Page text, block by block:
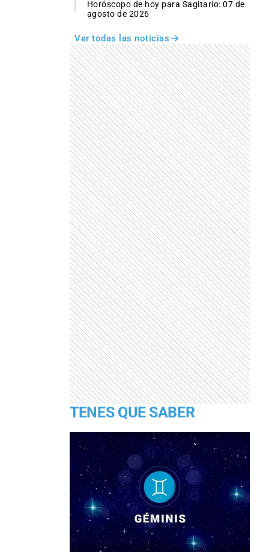
Horóscopo de hoy para Sagitario: 07 de
agosto de 2026
Ver todas las noticias
TENES QUE SABER